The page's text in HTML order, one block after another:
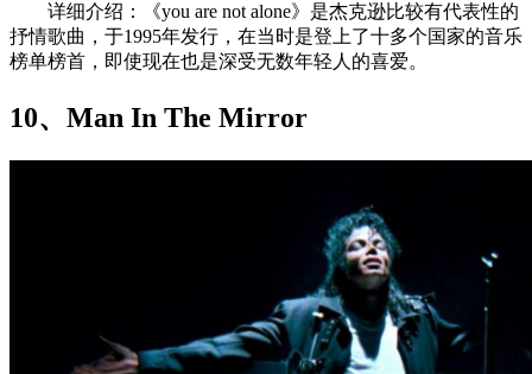
详细介绍：《you are not alone》是杰克逊比较有代表性的
抒情歌曲，于1995年发行，在当时是登上了十多个国家的音乐
榜单榜首，即使现在也是深受无数年轻人的喜爱。
10、Man In The Mirror